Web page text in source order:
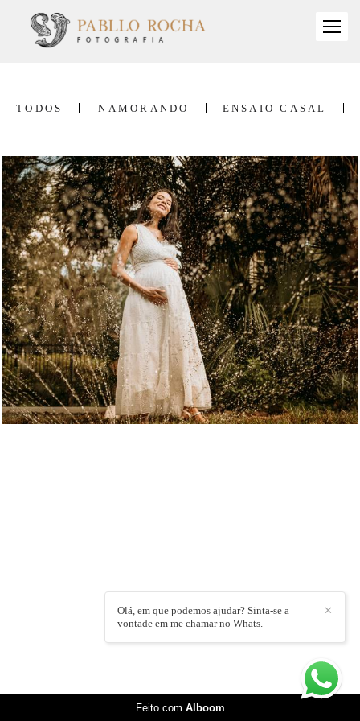
TODOS NAMORANDO ENSAIO CASAL
2527 37
✕
Olá, em que podemos ajudar? Sinta-se a
vontade em me chamar no Whats.
Feito com Alboom